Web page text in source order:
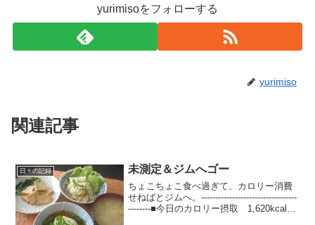
yurimisoをフォローする
yurimiso
関連記事
日々の記録 未測定＆ジムへゴー
ちょこちょこ食べ過ぎて、カロリー消費
せねばとジムへ。----------------------------------
--------■今日のカロリー摂取 1,620kcal＋